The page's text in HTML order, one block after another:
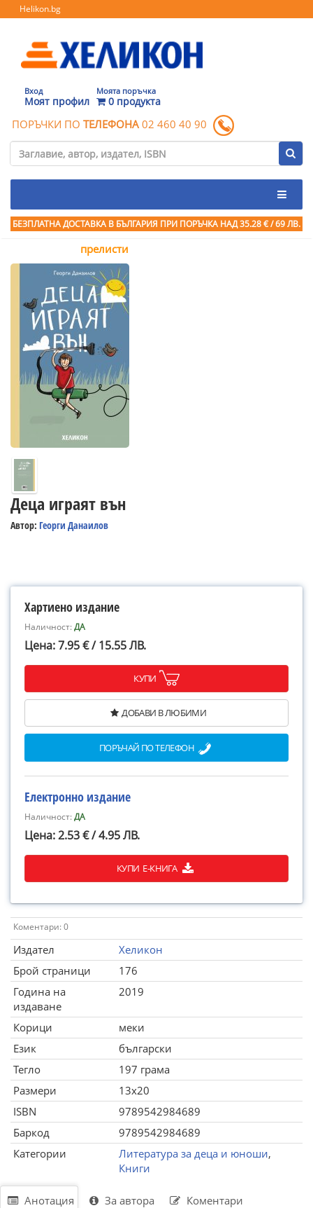
Helikon.bg
Вход
Моят профил
Моята поръчка
0 продукта
ПОРЪЧКИ ПО ТЕЛЕФОНА 02 460 40 90
БЕЗПЛАТНА ДОСТАВКА В БЪЛГАРИЯ ПРИ ПОРЪЧКА НАД 35.28 € / 69 ЛВ.
прелисти
Деца играят вън
Автор: Георги Данаилов
Хартиено издание
Наличност:ДА
Цена: 7.95 € / 15.55 ЛВ.
КУПИ
ДОБАВИ В ЛЮБИМИ
ПОРЪЧАЙ ПО ТЕЛЕФОН
Електронно издание
Наличност:ДА
Цена: 2.53 € / 4.95 ЛВ.
КУПИ Е-КНИГА
Коментари: 0
Издател
Хеликон
Брой страници
176
Година на
издаване
2019
Корици
меки
Език
български
Тегло
197 грама
Размери
13x20
ISBN
9789542984689
Баркод
9789542984689
Категории
Литература за деца и юноши,
Книги
Анотация За автора Коментари